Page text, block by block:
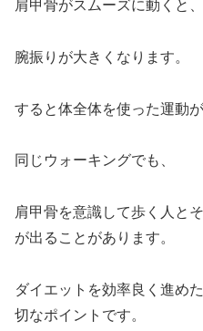
肩甲骨がスムーズに動くと、
腕振りが大きくなります。
すると体全体を使った運動
同じウォーキングでも、
肩甲骨を意識して歩く人と
が出ることがあります。
ダイエットを効率良く進め
切なポイントです。